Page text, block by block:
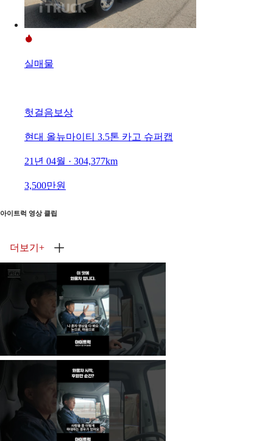
실매물
헛걸음보상
현대 올뉴마이티 3.5톤 카고 슈퍼캡
21년 04월 · 304,377km
3,500만원
아이트럭 영상 클립
더보기 +